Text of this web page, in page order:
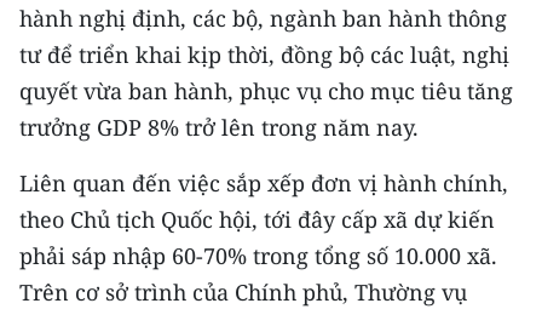
hành nghị định, các bộ, ngành ban hành thông
tư để triển khai kịp thời, đồng bộ các luật, nghị
quyết vừa ban hành, phục vụ cho mục tiêu tăng
trưởng GDP 8% trở lên trong năm nay.
Liên quan đến việc sắp xếp đơn vị hành chính,
theo Chủ tịch Quốc hội, tới đây cấp xã dự kiến
phải sáp nhập 60-70% trong tổng số 10.000 xã.
Trên cơ sở trình của Chính phủ, Thường vụ